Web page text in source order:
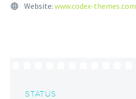
Website: www.codex-themes.com
STATUS